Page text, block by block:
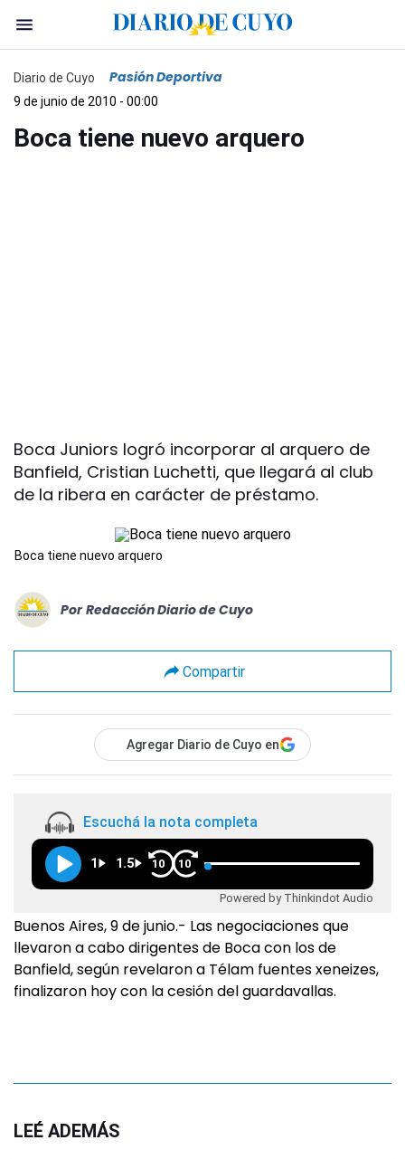
Diario de Cuyo Pasión Deportiva
9 de junio de 2010 - 00:00
Boca tiene nuevo arquero
Boca Juniors logró incorporar al arquero de
Banfield, Cristian Luchetti, que llegará al club
de la ribera en carácter de préstamo.
Boca tiene nuevo arquero
Por Redacción Diario de Cuyo
Compartir
Agregar Diario de Cuyo en
Escuchá la nota completa
1 1.5 10 10
Powered by Thinkindot Audio
Buenos Aires, 9 de junio.- Las negociaciones que
llevaron a cabo dirigentes de Boca con los de
Banfield, según revelaron a Télam fuentes xeneizes,
finalizaron hoy con la cesión del guardavallas.
LEÉ ADEMÁS